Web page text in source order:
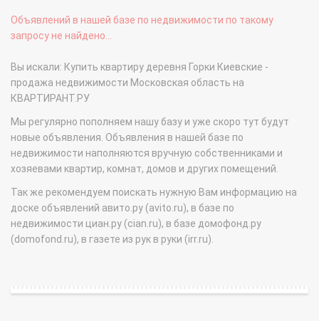
Объявлений в нашей базе по недвижимости по такому
запросу не найдено...
Вы искали: Купить квартиру деревня Горки Киевские -
продажа недвижимости Московская область на
КВАРТИРАНТ.РУ
Мы регулярно пополняем нашу базу и уже скоро тут будут
новые объявления. Объявления в нашей базе по
недвижимости наполняются вручную собственниками и
хозяевами квартир, комнат, домов и других помещений.
Так же рекомендуем поискать нужную Вам информацию на
доске объявлений авито.ру (avito.ru), в базе по
недвижимости циан.ру (cian.ru), в базе домофонд.ру
(domofond.ru), в газете из рук в руки (irr.ru).